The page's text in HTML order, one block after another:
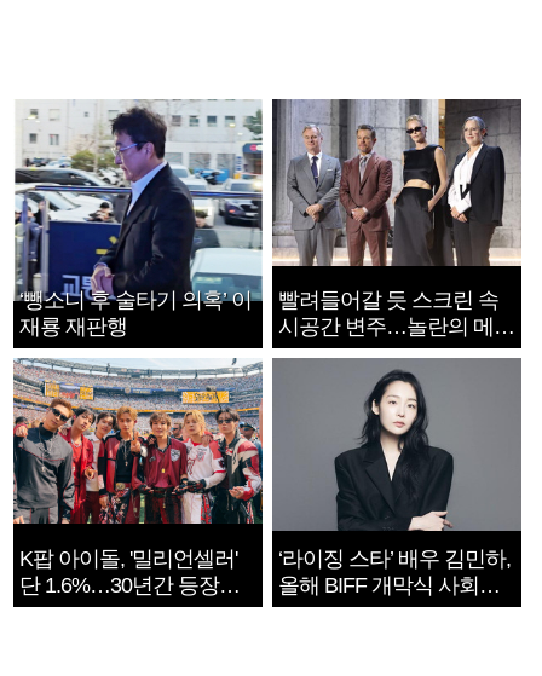
‘뺑소니 후 술타기 의혹’ 이
재룡 재판행
빨려들어갈 듯 스크린 속
시공간 변주…놀란의 메시
지는 ‘전쟁 속죄’
K팝 아이돌, '밀리언셀러'
단 1.6%…30년간 등장
1182개팀 전수조사
‘라이징 스타’ 배우 김민하,
올해 BIFF 개막식 사회자
확정